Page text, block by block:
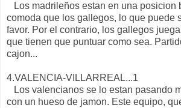
Los madrileños estan en una posicion
comoda que los gallegos, lo que puede
favor. Por el contrario, los gallegos
que tienen que puntuar como sea.
cajon...
4.VALENCIA-VILLARREAL...1
Los valencianos se lo estan pasando
con un hueso de jamon. Este equipo,